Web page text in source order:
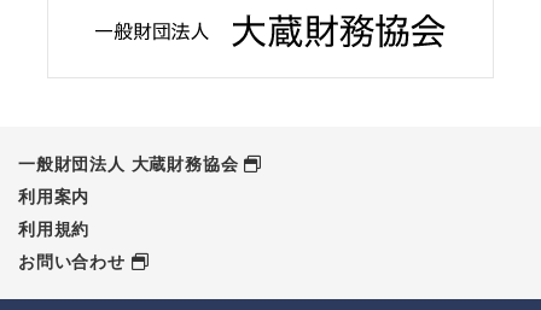
一般財団法人 大蔵財務協会
利用案内
利用規約
お問い合わせ